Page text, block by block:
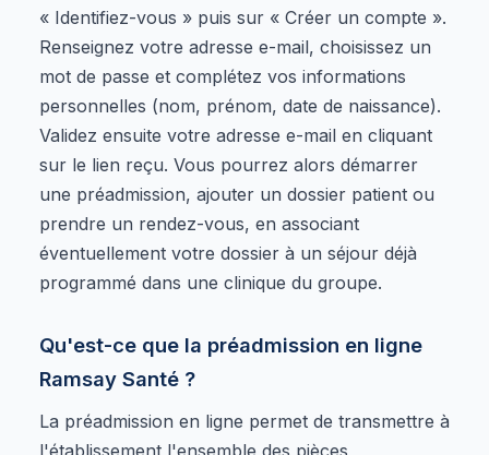
« Identifiez-vous » puis sur « Créer un compte ».
Renseignez votre adresse e-mail, choisissez un
mot de passe et complétez vos informations
personnelles (nom, prénom, date de naissance).
Validez ensuite votre adresse e-mail en cliquant
sur le lien reçu. Vous pourrez alors démarrer
une préadmission, ajouter un dossier patient ou
prendre un rendez-vous, en associant
éventuellement votre dossier à un séjour déjà
programmé dans une clinique du groupe.
Qu'est-ce que la préadmission en ligne
Ramsay Santé ?
La préadmission en ligne permet de transmettre à
l'établissement l'ensemble des pièces